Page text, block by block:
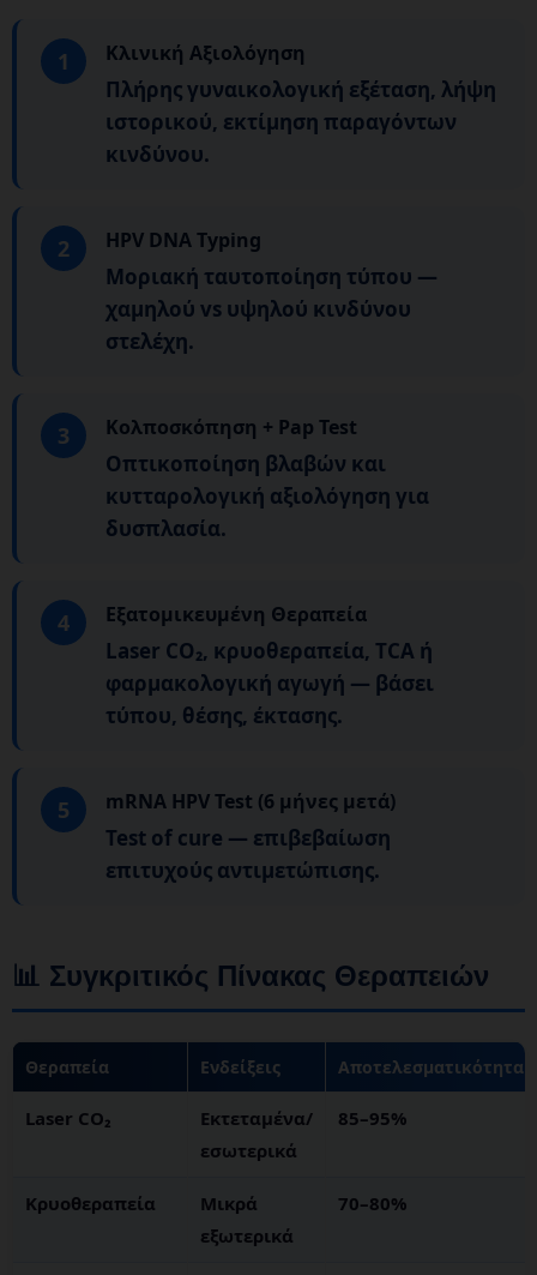
1 Κλινική Αξιολόγηση
Πλήρης γυναικολογική εξέταση, λήψη
ιστορικού, εκτίμηση παραγόντων
κινδύνου.
2 HPV DNA Typing
Μοριακή ταυτοποίηση τύπου —
χαμηλού vs υψηλού κινδύνου
στελέχη.
3 Κολποσκόπηση + Pap Test
Οπτικοποίηση βλαβών και
κυτταρολογική αξιολόγηση για
δυσπλασία.
4 Εξατομικευμένη Θεραπεία
Laser CO₂, κρυοθεραπεία, TCA ή
φαρμακολογική αγωγή — βάσει
τύπου, θέσης, έκτασης.
5 mRNA HPV Test (6 μήνες μετά)
Test of cure — επιβεβαίωση
επιτυχούς αντιμετώπισης.
📊 Συγκριτικός Πίνακας Θεραπειών
Θεραπεία Ενδείξεις Αποτελεσματικότητα
Laser CO₂
Εκτεταμένα/
εσωτερικά
85–95%
Κρυοθεραπεία
Μικρά
εξωτερικά
70–80%